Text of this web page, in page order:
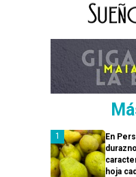
En
hoja